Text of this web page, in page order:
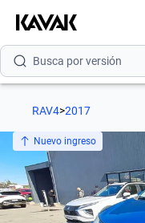
Busca por modelo
Busca por versión
Busca por marca
Busca por modelo
Busca por versión
RAV4>2017
Nuevo ingreso